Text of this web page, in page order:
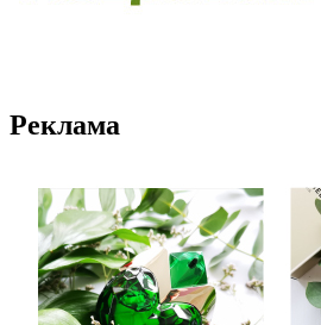
Реклама